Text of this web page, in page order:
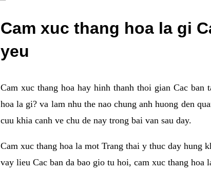
Cam xuc thang hoa la gi
yeu
Cam xuc thang hoa hay hinh thanh thoi gian Cac
hoa la gi? va lam nhu the nao chung anh huong den
cuu khia canh ve chu de nay trong bai van sau day.
Cam xuc thang hoa la mot Trang thai y thuc day hung
vay lieu Cac ban da bao gio tu hoi, cam xuc thang hoa